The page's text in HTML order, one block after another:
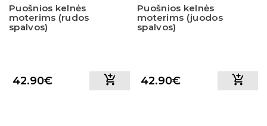
Puošnios kelnės
moterims (rudos
spalvos)
42.90€
Puošnios kelnės
moterims (juodos
spalvos)
42.90€